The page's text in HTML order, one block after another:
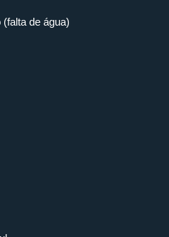
de água)